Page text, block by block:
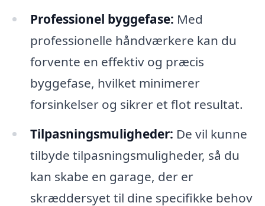
Professionel byggefase: Med
professionelle håndværkere kan du
forvente en effektiv og præcis
byggefase, hvilket minimerer
forsinkelser og sikrer et flot resultat.
Tilpasningsmuligheder: De vil kunne
tilbyde tilpasningsmuligheder, så du
kan skabe en garage, der er
skræddersyet til dine specifikke behov